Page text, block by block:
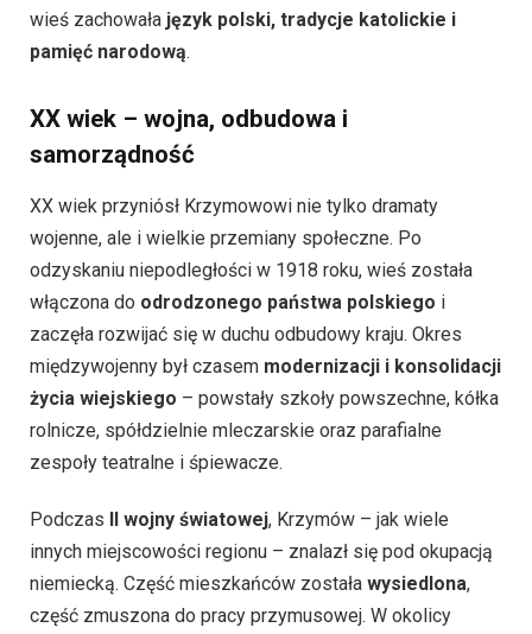
wieś zachowała język polski, tradycje katolickie i
pamięć narodową.
XX wiek – wojna, odbudowa i
samorządność
XX wiek przyniósł Krzymowowi nie tylko dramaty
wojenne, ale i wielkie przemiany społeczne. Po
odzyskaniu niepodległości w 1918 roku, wieś została
włączona do odrodzonego państwa polskiego i
zaczęła rozwijać się w duchu odbudowy kraju. Okres
międzywojenny był czasem modernizacji i konsolidacji
życia wiejskiego – powstały szkoły powszechne, kółka
rolnicze, spółdzielnie mleczarskie oraz parafialne
zespoły teatralne i śpiewacze.
Podczas II wojny światowej, Krzymów – jak wiele
innych miejscowości regionu – znalazł się pod okupacją
niemiecką. Część mieszkańców została wysiedlona,
część zmuszona do pracy przymusowej. W okolicy